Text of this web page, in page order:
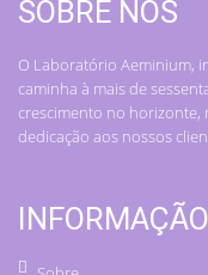
SOBRE NÓS
O Laboratório Aeminium,
caminha à mais de
crescimento no horizonte,
dedicação aos nossos